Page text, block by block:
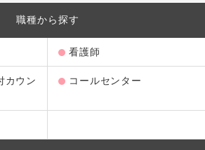
職種から探す
看護師
カウン
コールセンター